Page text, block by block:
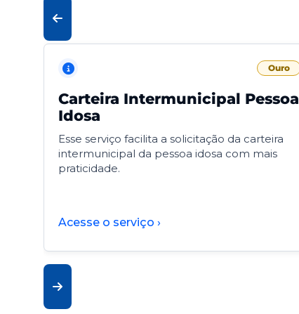
Ouro
Carteira Intermunicipal Pessoa
Idosa
Esse serviço facilita a solicitação da carteira
intermunicipal da pessoa idosa com mais
praticidade.
Acesse o serviço ›